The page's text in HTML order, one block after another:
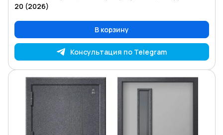
20 (2026)
В корзину
Консультация по Telegram